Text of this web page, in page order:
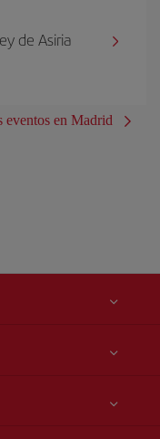
de Asiria
eventos en Madrid